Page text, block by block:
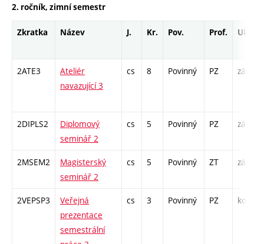
2. ročník, zimní semestr
Zkratka Název J. Kr. Pov. Prof. Uk.
2ATE3
Ateliér
navazující 3
cs 8 Povinný PZ zá
2DIPLS2
Diplomový
seminář 2
cs 5 Povinný PZ zá
2MSEM2
Magisterský
seminář 2
cs 5 Povinný ZT zá
2VEPSP3
Veřejná
prezentace
semestrální
cs 3 Povinný PZ kol